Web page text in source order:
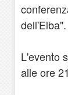
dell'Elba".
L'evento
alle ore